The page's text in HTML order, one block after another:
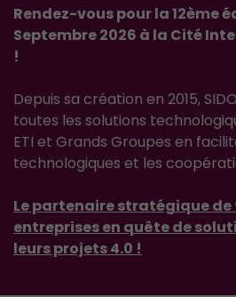
Rendez-vous pour la 12ème
Septembre 2026 à la Cité
!
Depuis sa création en 2015,
toutes les solutions
ETI et Grands Groupes en
technologiques et les
Le partenaire stratégique de
entreprises en quête de
leurs projets 4.0 !